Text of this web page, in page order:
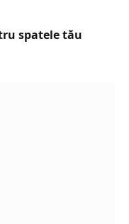
spatele tău